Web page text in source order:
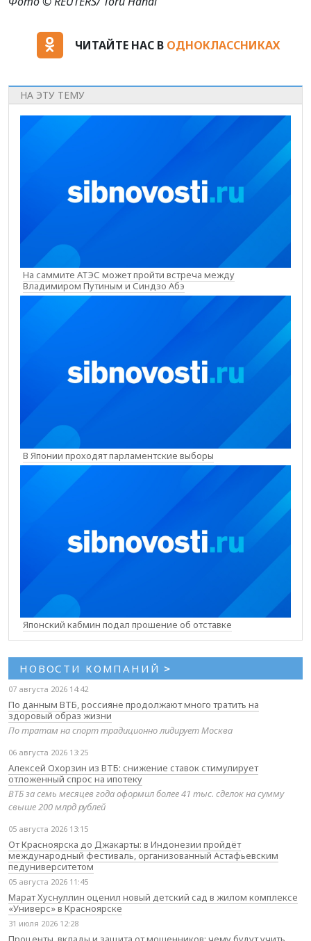
ЧИТАЙТЕ НАС В ОДНОКЛАССНИКАХ
НА ЭТУ ТЕМУ
На саммите АТЭС может пройти встреча между
Владимиром Путиным и Синдзо Абэ
В Японии проходят парламентские выборы
Японский кабмин подал прошение об отставке
НОВОСТИ КОМПАНИЙ >
07 августа 2026 14:42
По данным ВТБ, россияне продолжают много тратить на
здоровый образ жизни
По тратам на спорт традиционно лидирует Москва
06 августа 2026 13:25
Алексей Охорзин из ВТБ: снижение ставок стимулирует
отложенный спрос на ипотеку
ВТБ за семь месяцев года оформил более 41 тыс. сделок на сумму
свыше 200 млрд рублей
05 августа 2026 13:15
От Красноярска до Джакарты: в Индонезии пройдёт
международный фестиваль, организованный Астафьевским
педуниверситетом
05 августа 2026 11:45
Марат Хуснуллин оценил новый детский сад в жилом комплексе
«Универс» в Красноярске
31 июля 2026 12:28